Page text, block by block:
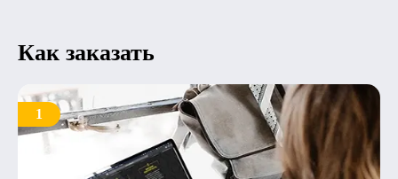
Как заказать
1